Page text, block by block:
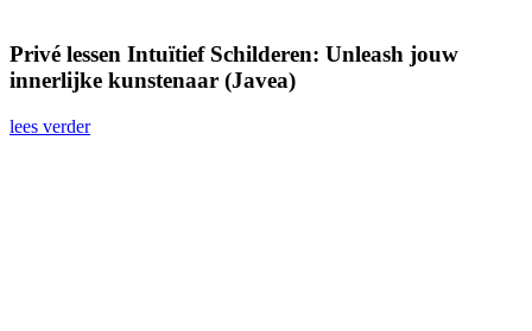
Privé lessen Intuïtief Schilderen: Unleash jouw
innerlijke kunstenaar (Javea)
lees verder